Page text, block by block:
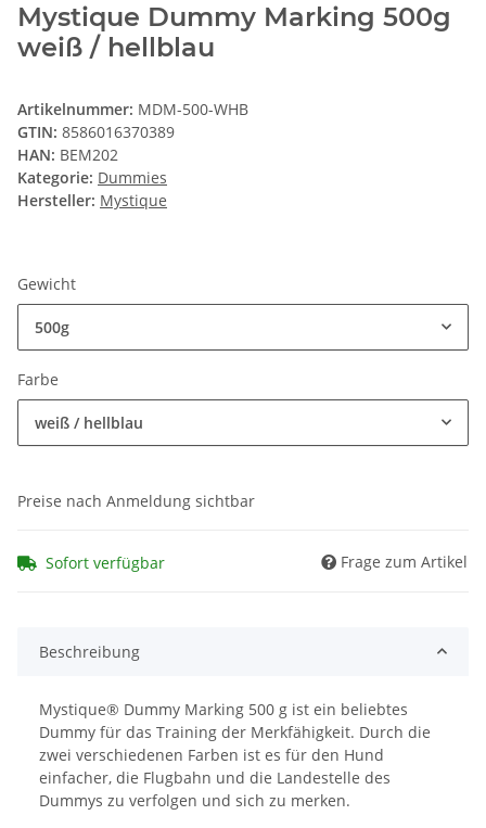
Mystique Dummy Marking 500g
weiß / hellblau
Artikelnummer: MDM-500-WHB
GTIN: 8586016370389
HAN: BEM202
Kategorie: Dummies
Hersteller: Mystique
Gewicht
500g
Farbe
weiß / hellblau
Preise nach Anmeldung sichtbar
Sofort verfügbar Frage zum Artikel
Beschreibung
Mystique® Dummy Marking 500 g ist ein beliebtes
Dummy für das Training der Merkfähigkeit. Durch die
zwei verschiedenen Farben ist es für den Hund
einfacher, die Flugbahn und die Landestelle des
Dummys zu verfolgen und sich zu merken.